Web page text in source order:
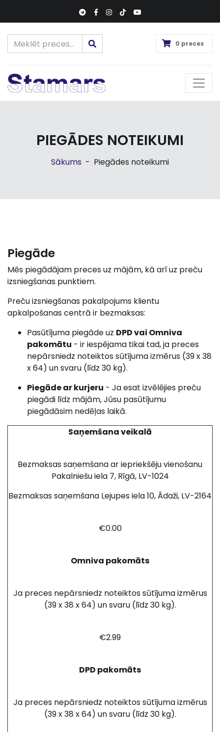
0 preces
PIEGĀDES NOTEIKUMI
Sākums - Piegādes noteikumi
Piegāde
Mēs piegādājam preces uz mājām, kā arī uz preču
izsniegšanas punktiem.
Preču izsniegšanas pakalpojums klientu
apkalpošanas centrā ir bezmaksas:
Pasūtījuma piegāde uz DPD vai Omniva
pakomātu - ir iespējama tikai tad, ja preces
nepārsniedz noteiktos sūtījuma izmērus (39 x 38
x 64) un svaru (līdz 30 kg).
Piegāde ar kurjeru - Ja esat izvēlējies preču
piegādi līdz mājām, Jūsu pasūtījumu
piegādāsim nedēļas laikā.
Saņemšana veikalā
Bezmaksas saņemšana ar iepriekšēju vienošanu
Pakalniešu iela 7, Rīgā, LV-1024
Bezmaksas saņemšana Lejupes iela 10, Ādaži, LV-2164
€0.00
Omniva pakomāts
Ja preces nepārsniedz noteiktos sūtījuma izmērus
(39 x 38 x 64) un svaru (līdz 30 kg).
€2.99
DPD pakomāts
Ja preces nepārsniedz noteiktos sūtījuma izmērus
(39 x 38 x 64) un svaru (līdz 30 kg).